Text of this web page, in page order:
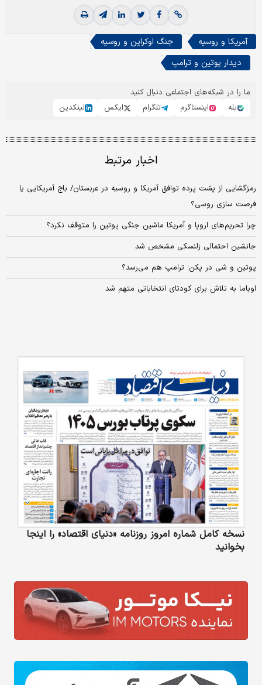
آمریکا و روسیه
جنگ اوکراین و روسیه
دیدار پوتین و ترامپ
ما را در شبکه‌های اجتماعی دنبال کنید
بله
اینستاگرم تلگرام ایکس لینکدین
اخبار مرتبط
رمزگشایی از پشت پرده توافق آمریکا و روسیه در عربستان/ باج آمریکایی یا
فرصت سازی روسی؟
چرا تحریم‌های اروپا و آمریکا ماشین جنگی پوتین را متوقف نکرد؟
جانشین احتمالی زلنسکی مشخص شد
پوتین و شی در پکن؛ ترامپ هم می‌رسد؟
اوباما به تلاش برای کودتای انتخاباتی متهم شد
نسخه کامل شماره امروز روزنامه «دنیای‌ اقتصاد» را اینجا
بخوانید